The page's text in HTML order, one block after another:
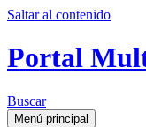
Saltar al contenido
Portal
Buscar
Menú principal